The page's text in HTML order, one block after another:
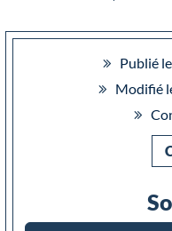
Publié
Modifié